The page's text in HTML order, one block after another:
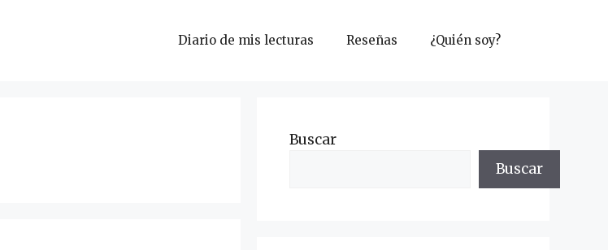
Diario de mis lecturas Reseñas ¿Quién soy?
Buscar
Buscar